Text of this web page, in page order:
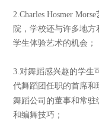
2.Charles Hosmer Morse
院，学校还与许多地
学生体验艺术的机会；
3. 对舞蹈感兴趣的学生
代舞蹈团任职的首席
舞蹈公司的董事和常
和编舞技巧；